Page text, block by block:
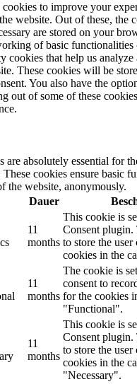
cookies to improve your
website. Out of these, the
are stored on your
of basic functionalities
cookies that help us
These cookies will be
You also have the
out of some of these
are absolutely essential for
cookies ensure basic
the website, anonymously.
Dauer
11
months
This cookie is
Consent plugin.
to store the
cookies in the
11
months
The cookie is
consent to
for the cookies
"Functional".
11
months
This cookie is
Consent plugin.
to store the
cookies in the
"Necessary".